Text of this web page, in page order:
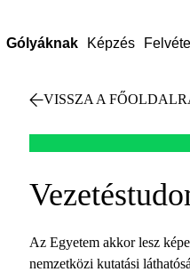
Gólyáknak Képzés
VISSZA A
Az Egyetem akkor lesz
nemzetközi kutatási